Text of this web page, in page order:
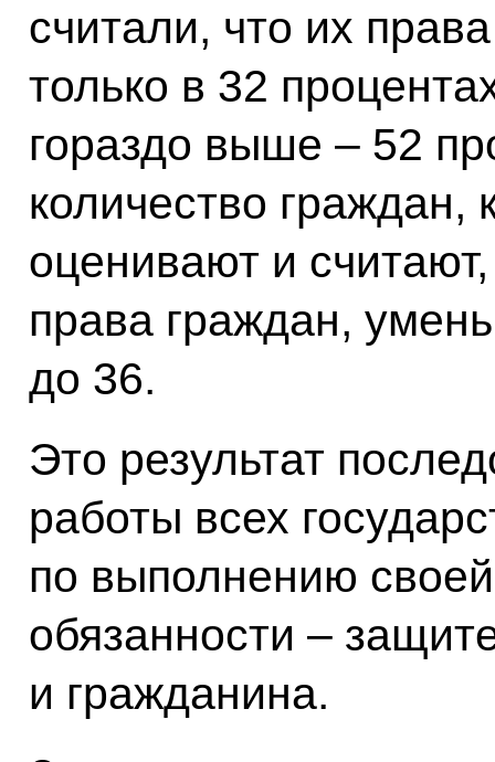
считали, что их
только в 32
гораздо выше – 52
количество граждан,
оценивают и
права граждан,
до 36.
Это результат
работы всех
по выполнению
обязанности –
и гражданина.